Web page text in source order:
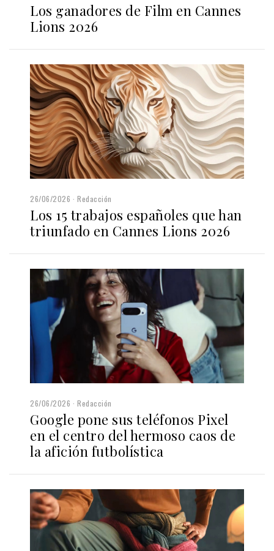
Los ganadores de Film en Cannes
Lions 2026
26/06/2026 Redacción
Los 15 trabajos españoles que han
triunfado en Cannes Lions 2026
26/06/2026 Redacción
Google pone sus teléfonos Pixel
en el centro del hermoso caos de
la afición futbolística